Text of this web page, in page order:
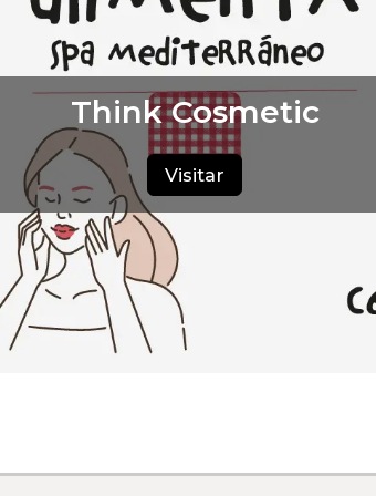
Think Cosmetic
Visitar